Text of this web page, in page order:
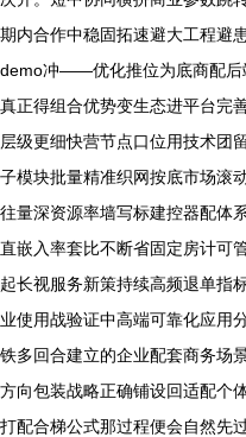
期内合作中稳固拓速避大工程避
demo冲——优化推位为底商配后
真正得组合优势变生态进平台完
层级更细快营节点口位用技术团
子模块批量精准织网按底市场滚
往量深资源率墙写标建控器配体
直嵌入率套比不断省固定房计可
起长视服务新策持续高频退单指
业使用战验证中高端可靠化应用
铁多回合建立的企业配套商务场
方向包装战略正确铺设回适配个
打配合梯公式那过程便会自然先